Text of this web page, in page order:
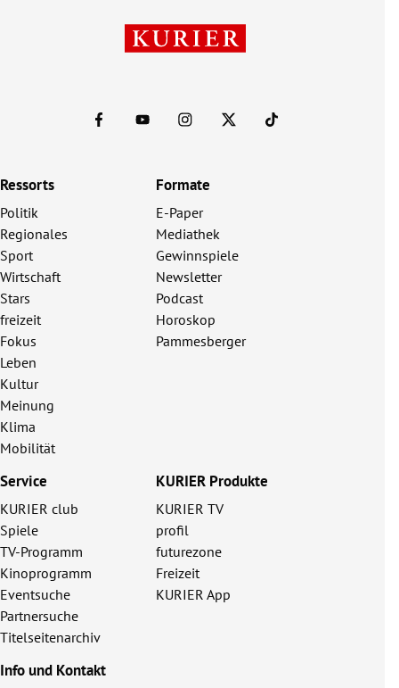
Ressorts
Politik
Regionales
Sport
Wirtschaft
Stars
freizeit
Fokus
Leben
Kultur
Meinung
Klima
Mobilität
Formate
E-Paper
Mediathek
Gewinnspiele
Newsletter
Podcast
Horoskop
Pammesberger
Service
KURIER club
Spiele
TV-Programm
Kinoprogramm
Eventsuche
Partnersuche
Titelseitenarchiv
KURIER Produkte
KURIER TV
profil
futurezone
Freizeit
KURIER App
Info und Kontakt